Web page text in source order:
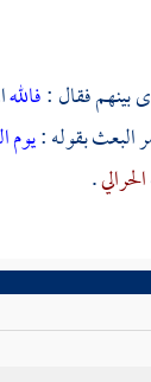
بينهم فقال :فالله
البعث بقوله :يوم
الحرالي.